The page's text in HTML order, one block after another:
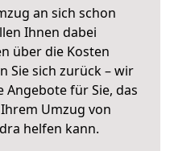
an sich schon
Ihnen dabei
über die Kosten
Sie sich zurück – wir
für Sie, das
Umzug von
helfen kann.